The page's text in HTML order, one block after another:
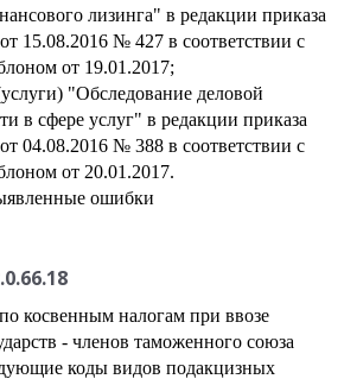
лизинга" в редакции приказа
от 15.08.2016 № 427 в соответствии с
от 19.01.2017;
"Обследование деловой
в сфере услуг" в редакции приказа
от 04.08.2016 № 388 в соответствии с
от 20.01.2017.
ошибки
косвенным налогам при ввозе
- членов таможенного союза
коды видов подакцизных